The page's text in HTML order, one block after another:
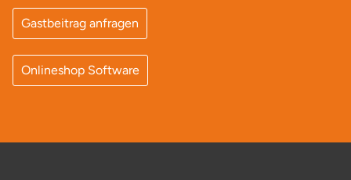
Gastbeitrag anfragen
Onlineshop Software
Oy-Mittelberg
Passau
Pinneberg